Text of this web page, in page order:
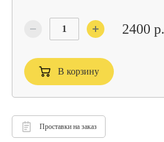
2400
В корзину
Проставки на заказ